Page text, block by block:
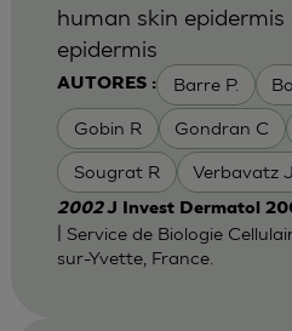
AUTORES : Barre P.
Gobin R Gondran C
Sougrat R Verbavatz
human skin
epidermis
2002J Invest Dermatol
| Service de Biologie
sur-Yvette, France.